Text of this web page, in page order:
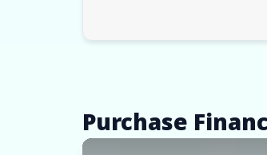
Purchase